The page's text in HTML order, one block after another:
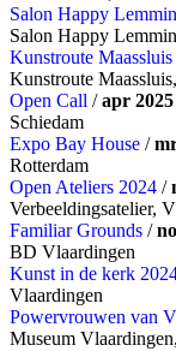
Salon Happy
Salon Happy
Kunstroute
Kunstroute
Open Call /apr 2025
Schiedam
Expo Bay House /
Rotterdam
Open Ateliers 2024 /
Verbeeldingsatelier,
Familiar Grounds /
BD Vlaardingen
Kunst in de kerk
Vlaardingen
Powervrouwen van
Museum